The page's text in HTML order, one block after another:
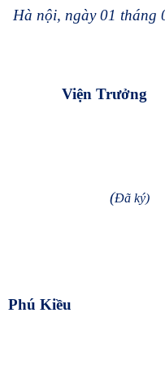
Hà nội, ngày 01 tháng
Viện Trưởng
(Đã ký)
Phú Kiều